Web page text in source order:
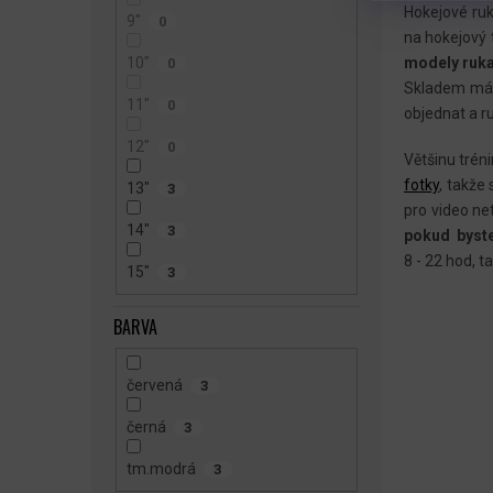
9" 0
10" 0
11" 0
12" 0
13" 3
14" 3
15" 3
BARVA
červená 3
černá 3
tm.modrá 3
Hokejové
na hokejový
modely
Skladem
objednat a
Většinu
fotky, takže
pro video
pokud
8 - 22 hod,